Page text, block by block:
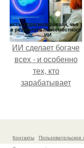
ИИ сделает богаче
всех - и особенно
тех, кто
зарабатывает
Контакты
Пользовательское